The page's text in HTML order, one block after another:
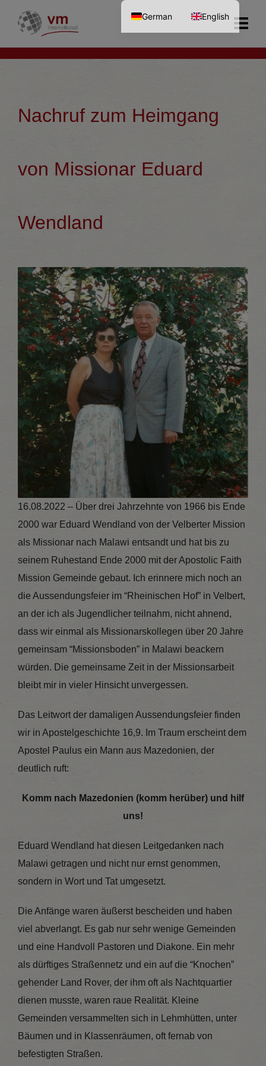
Nachruf zum Heimgang
von Missionar Eduard
Wendland
16.08.2022 – Über drei Jahrzehnte von 1966 bis Ende
2000 war Eduard Wendland von der Velberter Mission
als Missionar nach Malawi entsandt und hat bis zu
seinem Ruhestand Ende 2000 mit der Apostolic Faith
Mission Gemeinde gebaut. Ich erinnere mich noch an
die Aussendungsfeier im “Rheinischen Hof” in Velbert,
an der ich als Jugendlicher teilnahm, nicht ahnend,
dass wir einmal als Missionarskollegen über 20 Jahre
gemeinsam “Missionsboden” in Malawi beackern
würden. Die gemeinsame Zeit in der Missionsarbeit
bleibt mir in vieler Hinsicht unvergessen.
Das Leitwort der damaligen Aussendungsfeier finden
wir in Apostelgeschichte 16,9. Im Traum erscheint dem
Apostel Paulus ein Mann aus Mazedonien, der
deutlich ruft:
Komm nach Mazedonien (komm herüber) und hilf
uns!
Eduard Wendland hat diesen Leitgedanken nach
Malawi getragen und nicht nur ernst genommen,
sondern in Wort und Tat umgesetzt.
Die Anfänge waren äußerst bescheiden und haben
viel abverlangt. Es gab nur sehr wenige Gemeinden
und eine Handvoll Pastoren und Diakone. Ein mehr
als dürftiges Straßennetz und ein auf die “Knochen”
gehender Land Rover, der ihm oft als Nachtquartier
dienen musste, waren raue Realität. Kleine
Gemeinden versammelten sich in Lehmhütten, unter
Bäumen und in Klassenräumen, oft fernab von
befestigten Straßen.
German English